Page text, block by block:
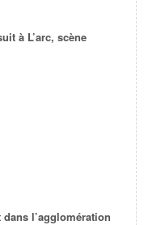
à L’arc, scène
l’agglomération